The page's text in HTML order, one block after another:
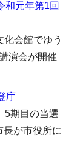
元年第1回
会館でゆう
演会が開催
庁
5期目の当選
長が市役所に